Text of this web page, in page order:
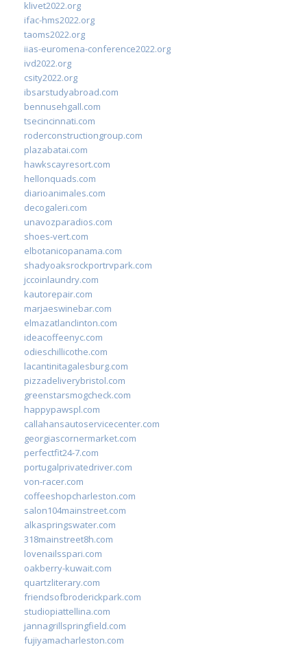
klivet2022.org
ifac-hms2022.org
taoms2022.org
iias-euromena-conference2022.org
ivd2022.org
csity2022.org
ibsarstudyabroad.com
bennusehgall.com
tsecincinnati.com
roderconstructiongroup.com
plazabatai.com
hawkscayresort.com
hellonquads.com
diarioanimales.com
decogaleri.com
unavozparadios.com
shoes-vert.com
elbotanicopanama.com
shadyoaksrockportrvpark.com
jccoinlaundry.com
kautorepair.com
marjaeswinebar.com
elmazatlanclinton.com
ideacoffeenyc.com
odieschillicothe.com
lacantinitagalesburg.com
pizzadeliverybristol.com
greenstarsmogcheck.com
happypawspl.com
callahansautoservicecenter.com
georgiascornermarket.com
perfectfit24-7.com
portugalprivatedriver.com
von-racer.com
coffeeshopcharleston.com
salon104mainstreet.com
alkaspringswater.com
318mainstreet8h.com
lovenailsspari.com
oakberry-kuwait.com
quartzliterary.com
friendsofbroderickpark.com
studiopiattellina.com
jannagrillspringfield.com
fujiyamacharleston.com